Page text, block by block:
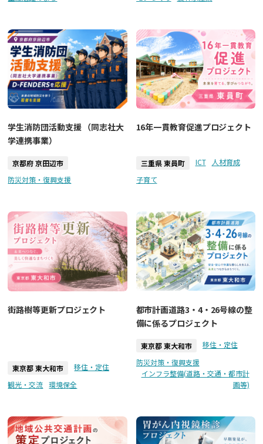
学生消防団活動支援 （同志社大
学連携事業）
京都府 京田辺市
防災対策・復興支援
16年一貫教育促進プロジェクト
三重県 東員町 ICT
人材育成
子育て
街路樹等更新プロジェクト
東京都 東大和市
移住・定住
観光・交流
環境保全
都市計画道路3・4・26号線の整
備に係るプロジェクト
東京都 東大和市
移住・定住
防災対策・復興支援
インフラ整備(道路・交通・都市計
画等)